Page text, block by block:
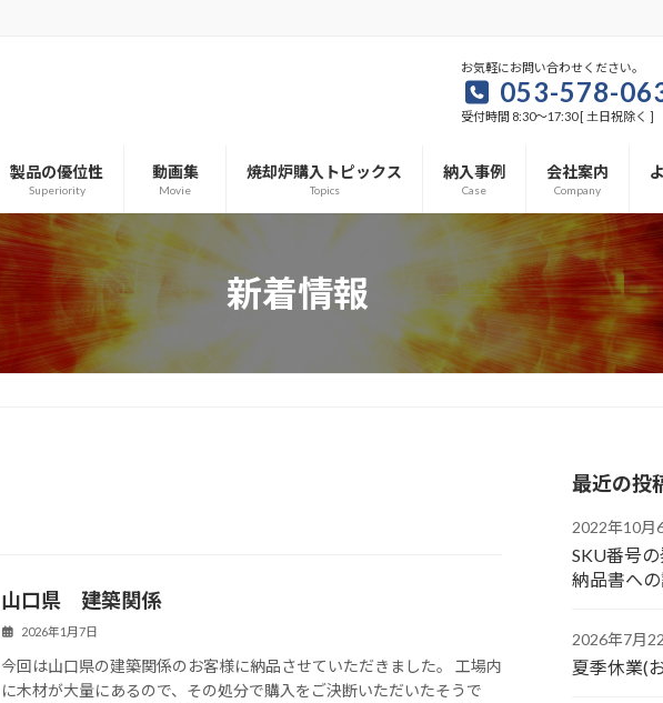
お気軽にお問い合わせください。
053-578-
受付時間 8:30～17:30 [ 土日祝除く ]
製品の優位性
Superiority
動画集
Movie
焼却炉購入トピックス
Topics
納入事例
Case
会社案内
Company
新着情報
山口県 建築関係
2026年1月7日
今回は山口県の建築関係のお客様に納品させていただきました。 工場内
に木材が大量にあるので、その処分で購入をご決断いただいたそうで
最近の投
2022年10月
SKU番号
納品書へ
2026年7月
夏季休業(